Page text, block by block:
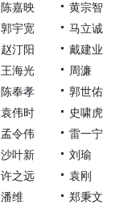
陈嘉映
黄宗智
郭宇宽
马立诚
赵汀阳
戴建业
王海光
周濂
陈奉孝
郭世佑
袁伟时
史啸虎
孟令伟
雷一宁
沙叶新
刘瑜
许之远
袁刚
潘维 郑秉文